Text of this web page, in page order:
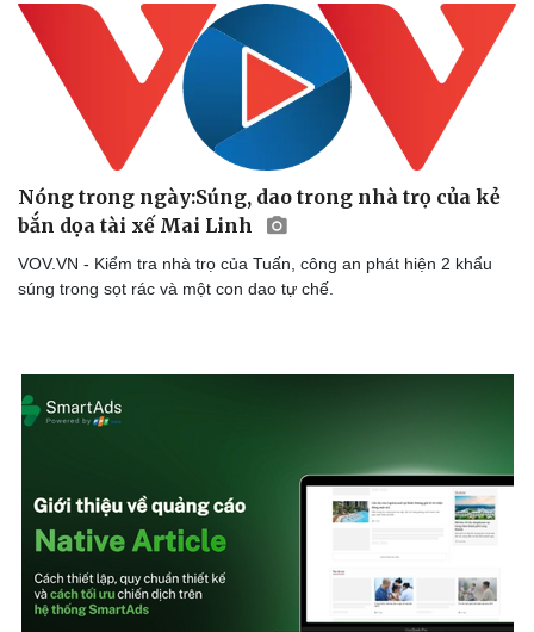
Doanh nghiệp
Thông tin doanh nghiệp
Doanh nghiệp 24h
Doanh nhân
Vì cộng đồng
Công nghệ
Sành điệu
Tin Công nghệ
Trải nghiệm
Nóng trong ngày:Súng, dao trong nhà trọ của kẻ
bắn dọa tài xế Mai Linh
VOV.VN - Kiểm tra nhà trọ của Tuấn, công an phát hiện 2 khẩu
súng trong sọt rác và một con dao tự chế.